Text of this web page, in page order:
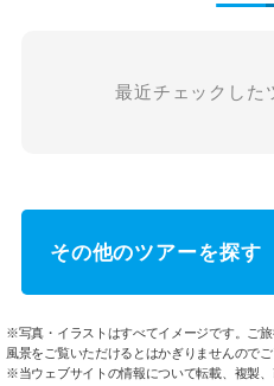
最近チェックした
その他のツアーを探す
※写真・イラストはすべてイメージです。ご
風景をご覧いただけるとはかぎりませんのでご
※当ウェブサイトの情報について転載、複製、